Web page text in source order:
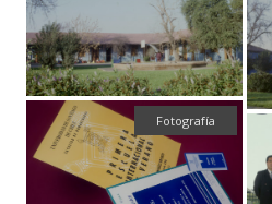
Fotografía